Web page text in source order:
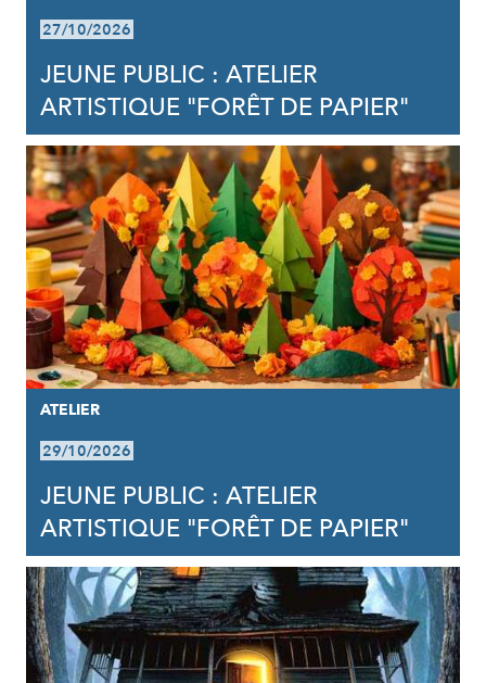
27/10/2026
JEUNE PUBLIC : ATELIER
ARTISTIQUE "FORÊT DE PAPIER"
ATELIER
29/10/2026
JEUNE PUBLIC : ATELIER
ARTISTIQUE "FORÊT DE PAPIER"